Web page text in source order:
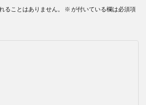
ることはありません。 ※ が付いている欄は必須項